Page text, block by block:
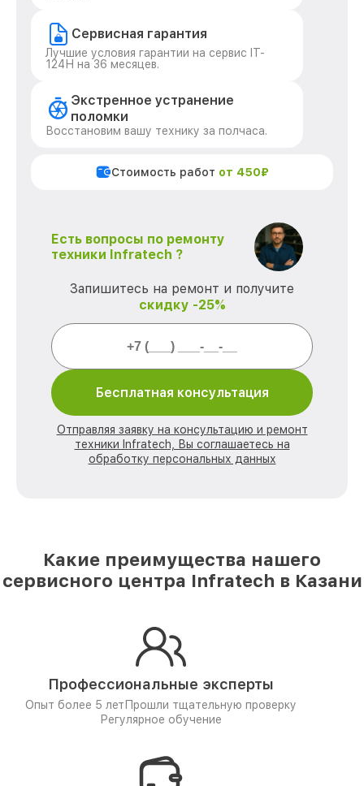
Сервисная гарантия
Лучшие условия гарантии на сервис IT-
124Н на 36 месяцев.
Экстренное устранение
поломки
Восстановим вашу технику за полчаса.
Стоимость работ от 450₽
Есть вопросы по ремонту
техники Infratech ?
Запишитесь на ремонт и получите
скидку -25%
Бесплатная консультация
Отправляя заявку на консультацию и ремонт
техники Infratech, Вы соглашаетесь на
обработку персональных данных
Какие преимущества нашего
сервисного центра Infratech в Казани
Профессиональные эксперты
Опыт более 5 лет Прошли тщательную проверку
Регулярное обучение